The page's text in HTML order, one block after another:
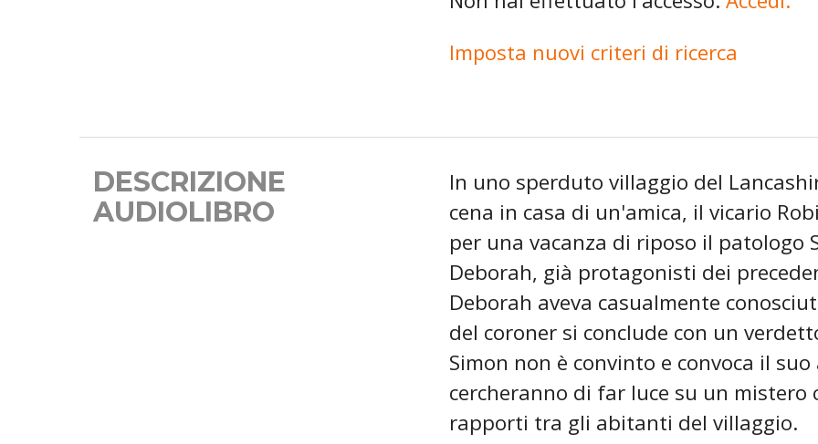
Imposta nuovi criteri di ricerca
DESCRIZIONE
AUDIOLIBRO
In uno sperduto villaggio del
cena in casa di un'amica, il vicario
per una vacanza di riposo il patologo
Deborah, già protagonisti dei
Deborah aveva casualmente
del coroner si conclude con un
Simon non è convinto e convoca il
cercheranno di far luce su un
rapporti tra gli abitanti del villaggio.